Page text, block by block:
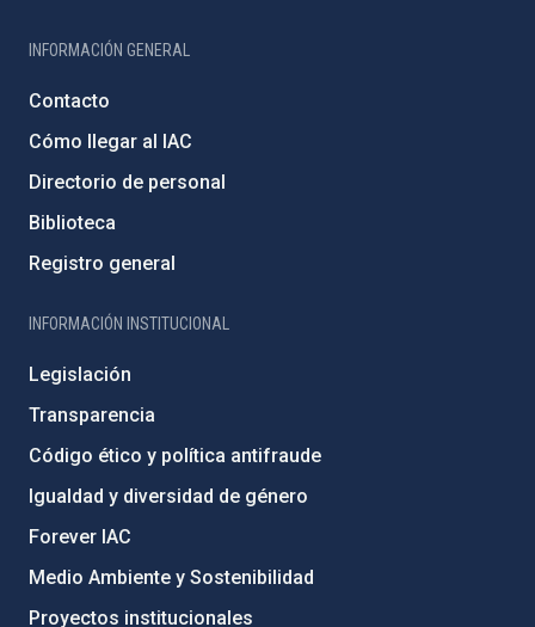
INFORMACIÓN GENERAL
Contacto
Cómo llegar al IAC
Directorio de personal
Biblioteca
Registro general
INFORMACIÓN INSTITUCIONAL
Legislación
Transparencia
Código ético y política antifraude
Igualdad y diversidad de género
Forever IAC
Medio Ambiente y Sostenibilidad
Proyectos institucionales